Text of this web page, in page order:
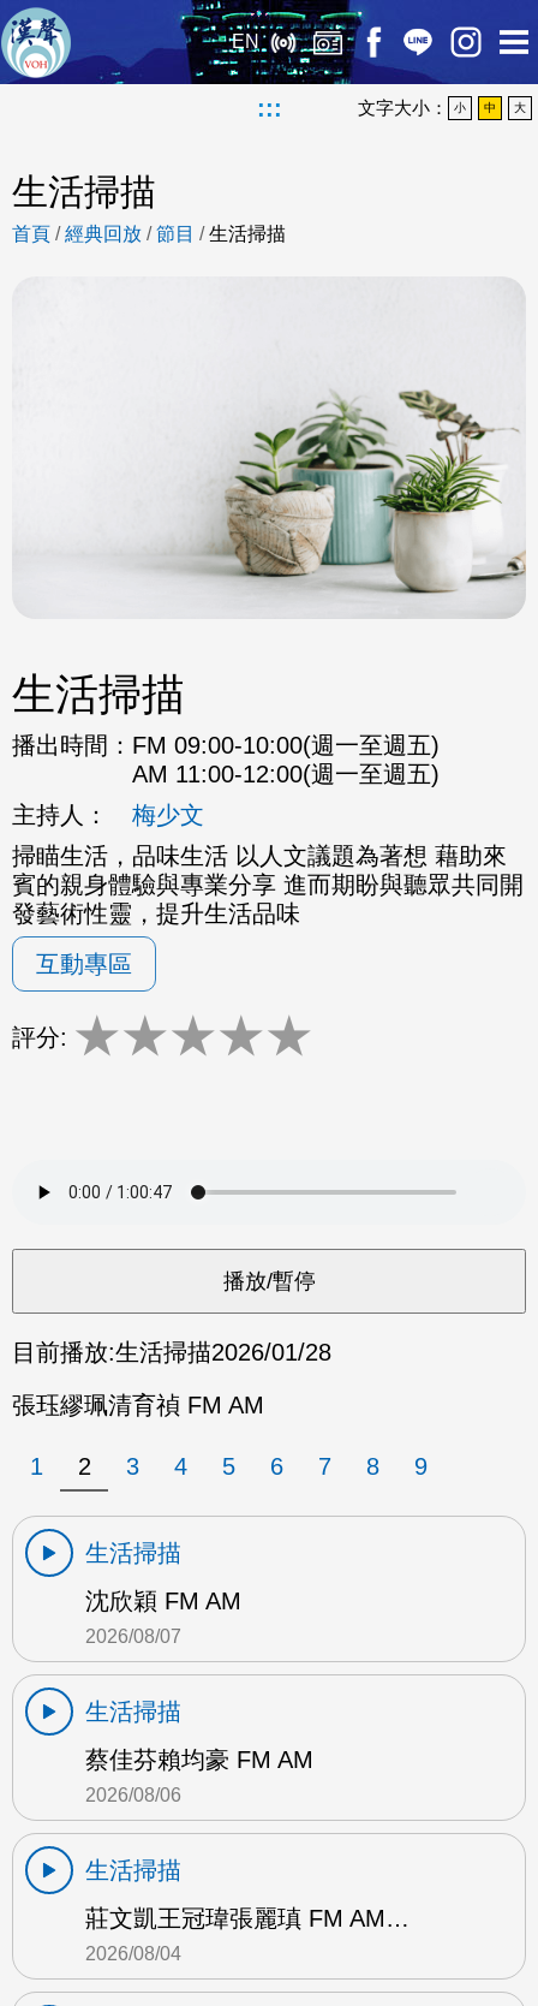
EN
::: 文字大小： 小 中 大
生活掃描
首頁 /經典回放 /節目 /生活掃描
生活掃描
播出時間： FM 09:00-10:00(週一至週五)
AM 11:00-12:00(週一至週五)
主持人：
梅少文
掃瞄生活，品味生活 以人文議題為著想 藉助來
賓的親身體驗與專業分享 進而期盼與聽眾共同開
發藝術性靈，提升生活品味
互動專區
評分: ★★★★★
目前播放:生活掃描2026/01/28
張珏繆珮清育禎 FM AM
1 2 3 4 5 6 7 8 9
生活掃描
沈欣穎 FM AM
2026/08/07
生活掃描
蔡佳芬賴均豪 FM AM
2026/08/06
生活掃描
莊文凱王冠瑋張麗瑱 FM AM…
2026/08/04